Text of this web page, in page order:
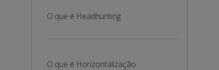
O que é Headhunting
O que é Horizontalização